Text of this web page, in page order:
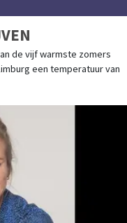
de vijf warmste zomers
een temperatuur van